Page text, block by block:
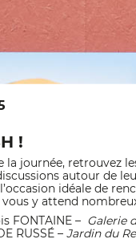
!
la journée, retrouvez
autour de
idéale de
y attend
FONTAINE – Galerie
RUSSÉ – Jardin du